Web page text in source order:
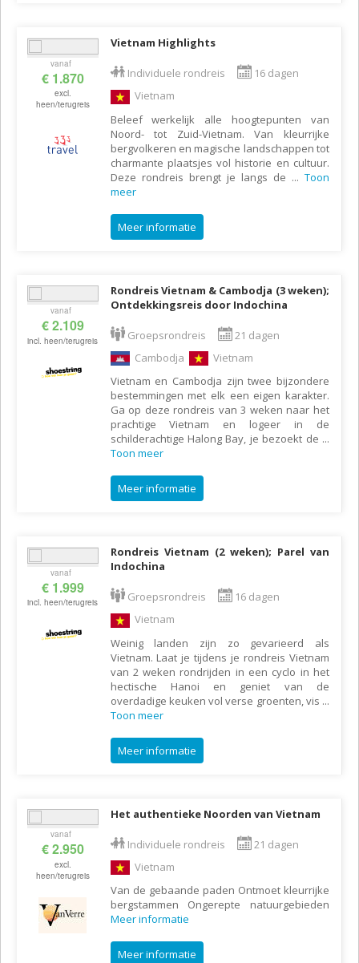
vanaf
€ 1.870
excl.
heen/terugreis
Vietnam Highlights
Individuele rondreis
16 dagen
Vietnam
Beleef werkelijk alle hoogtepunten van
Noord- tot Zuid-Vietnam. Van kleurrijke
bergvolkeren en magische landschappen tot
charmante plaatsjes vol historie en cultuur.
Deze rondreis brengt je langs de ... Toon
meer
Meer informatie
vanaf
€ 2.109
incl. heen/terugreis
Rondreis Vietnam & Cambodja (3 weken);
Ontdekkingsreis door Indochina
Groepsrondreis
21 dagen
Cambodja
Vietnam
Vietnam en Cambodja zijn twee bijzondere
bestemmingen met elk een eigen karakter.
Ga op deze rondreis van 3 weken naar het
prachtige Vietnam en logeer in de
schilderachtige Halong Bay, je bezoekt de ...
Toon meer
Meer informatie
vanaf
€ 1.999
incl. heen/terugreis
Rondreis Vietnam (2 weken); Parel van
Indochina
Groepsrondreis
16 dagen
Vietnam
Weinig landen zijn zo gevarieerd als
Vietnam. Laat je tijdens je rondreis Vietnam
van 2 weken rondrijden in een cyclo in het
hectische Hanoi en geniet van de
overdadige keuken vol verse groenten, vis ...
Toon meer
Meer informatie
vanaf
€ 2.950
excl.
heen/terugreis
Het authentieke Noorden van Vietnam
Individuele rondreis
21 dagen
Vietnam
Van de gebaande paden Ontmoet kleurrijke
bergstammen Ongerepte natuurgebieden
Meer informatie
Meer informatie